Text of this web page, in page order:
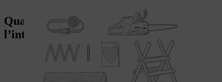
Quali motoseghe sono adatte per
l’intaglio?